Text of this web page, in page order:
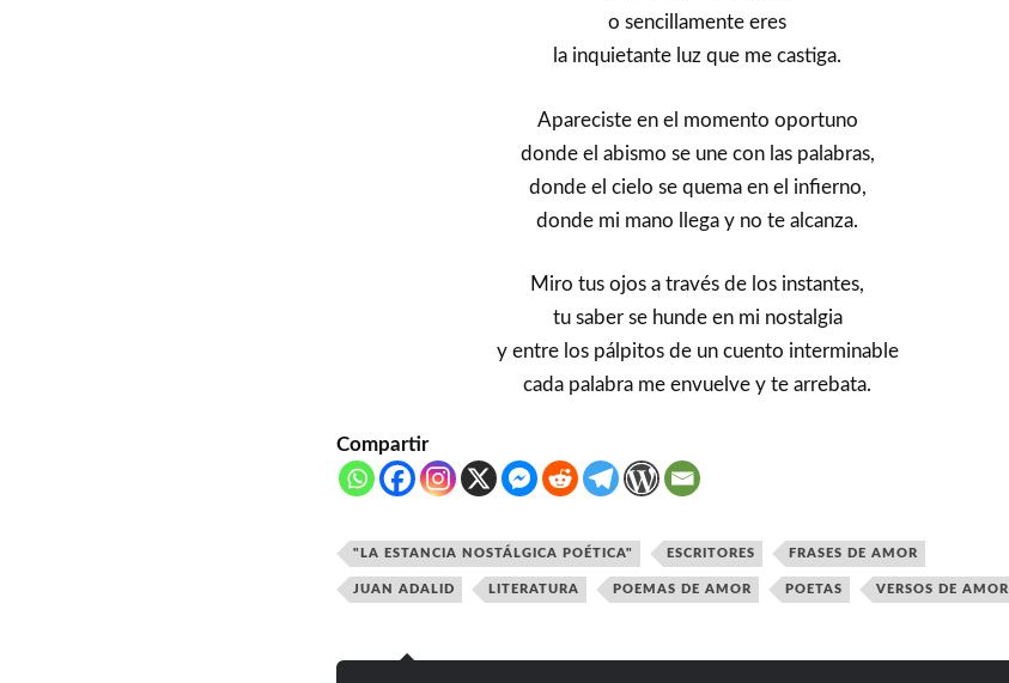
o sencillamente eres
la inquietante luz que me castiga.
Apareciste en el momento oportuno
donde el abismo se une con las palabras,
donde el cielo se quema en el infierno,
donde mi mano llega y no te alcanza.
Miro tus ojos a través de los instantes,
tu saber se hunde en mi nostalgia
y entre los pálpitos de un cuento interminable
cada palabra me envuelve y te arrebata.
Compartir
"LA ESTANCIA NOSTÁLGICA POÉTICA" ESCRITORES FRASES DE AMOR
JUAN ADALID LITERATURA POEMAS DE AMOR POETAS VERSOS DE AMOR